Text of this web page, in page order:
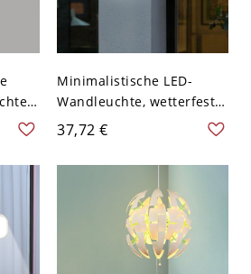
Minimalistische LED-
Wandleuchte, wetterfeste
Außenleuchte für
Veranda- und
Terrasseneingang - 110V-
37,72 €